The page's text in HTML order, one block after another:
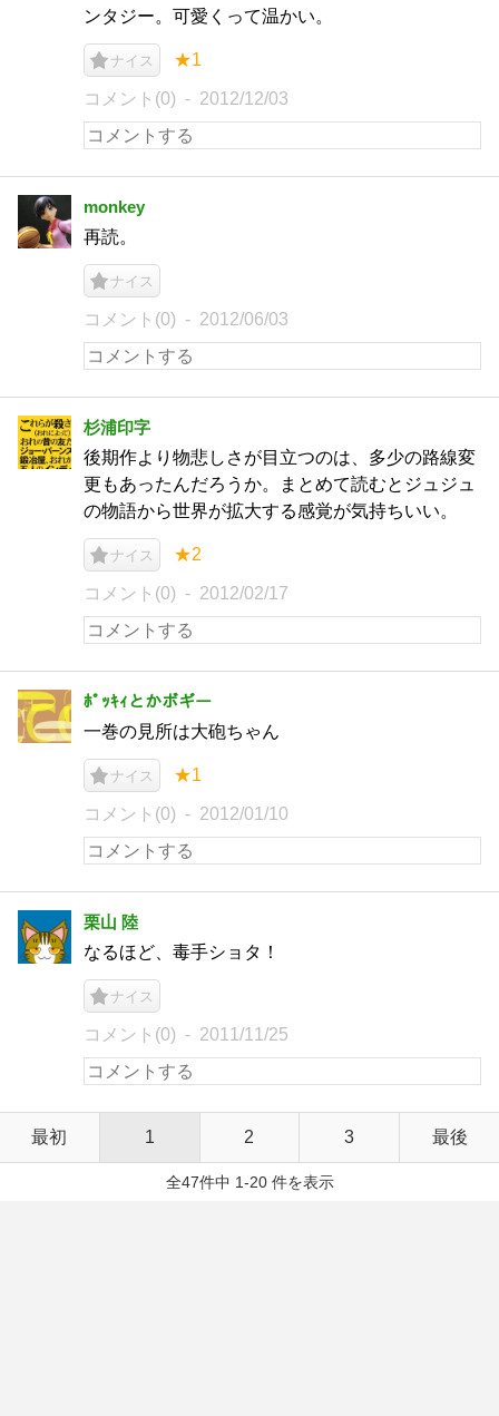
ンタジー。可愛くって温かい。
ナイス ★1
コメント(0) 2012/12/03
monkey
再読。
ナイス
コメント(0) 2012/06/03
杉浦印字
後期作より物悲しさが目立つのは、多少の路線変
更もあったんだろうか。まとめて読むとジュジュ
の物語から世界が拡大する感覚が気持ちいい。
ナイス ★2
コメント(0) 2012/02/17
ﾎﾟｯｷｨとかボギー
一巻の見所は大砲ちゃん
ナイス ★1
コメント(0) 2012/01/10
栗山 陸
なるほど、毒手ショタ！
ナイス
コメント(0) 2011/11/25
最初 1 2 3 最後
全47件中 1-20 件を表示